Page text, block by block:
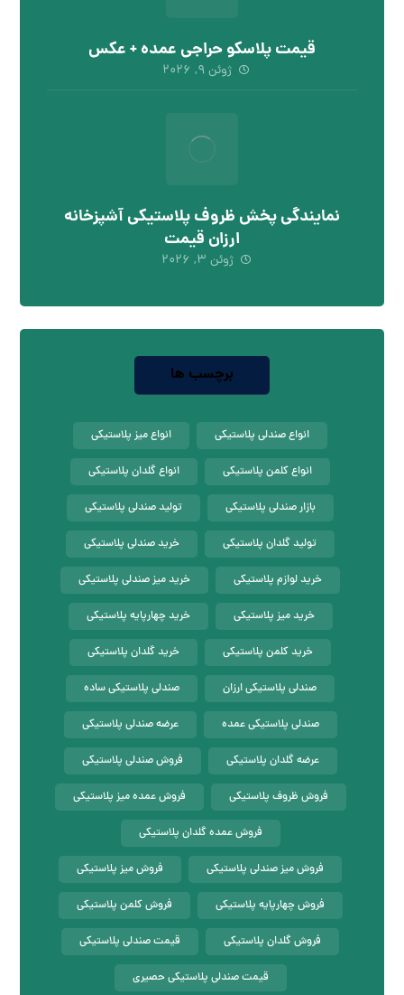
قیمت پلاسکو حراجی عمده + عکس
ژوئن ۹, ۲۰۲۶
نمایندگی پخش ظروف پلاستیکی آشپزخانه
ارزان قیمت
ژوئن ۳, ۲۰۲۶
برچسب ها
انواع صندلی پلاستیکی انواع میز پلاستیکی
انواع کلمن پلاستیکی انواع گلدان پلاستیکی
بازار صندلی پلاستیکی تولید صندلی پلاستیکی
تولید گلدان پلاستیکی خرید صندلی پلاستیکی
خرید لوازم پلاستیکی خرید میز صندلی پلاستیکی
خرید میز پلاستیکی خرید چهارپایه پلاستیکی
خرید کلمن پلاستیکی خرید گلدان پلاستیکی
صندلی پلاستیکی ارزان صندلی پلاستیکی ساده
صندلی پلاستیکی عمده عرضه صندلی پلاستیکی
عرضه گلدان پلاستیکی فروش صندلی پلاستیکی
فروش ظروف پلاستیکی فروش عمده میز پلاستیکی
فروش عمده گلدان پلاستیکی
فروش میز صندلی پلاستیکی فروش میز پلاستیکی
فروش چهارپایه پلاستیکی فروش کلمن پلاستیکی
فروش گلدان پلاستیکی قیمت صندلی پلاستیکی
قیمت صندلی پلاستیکی حصیری